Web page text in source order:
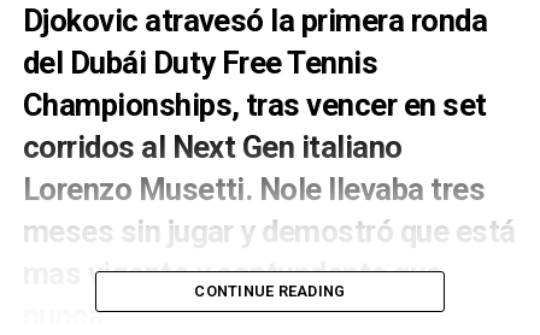
Djokovic atravesó la primera ronda
del Dubái Duty Free Tennis
Championships, tras vencer en set
corridos al Next Gen italiano
Lorenzo Musetti. Nole llevaba tres
meses sin jugar y demostró que está
mas vigente y contundente que
nunca.
CONTINUE READING